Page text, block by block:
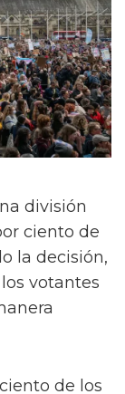
división
ciento de
la decisión,
votantes
de los